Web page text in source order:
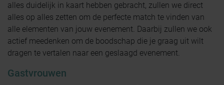
alles duidelijk in kaart hebben gebracht, zullen we direct
alles op alles zetten om de perfecte match te vinden van
alle elementen van jouw evenement. Daarbij zullen we ook
actief meedenken om de boodschap die je graag uit wilt
dragen te vertalen naar een geslaagd evenement.
Gastvrouwen